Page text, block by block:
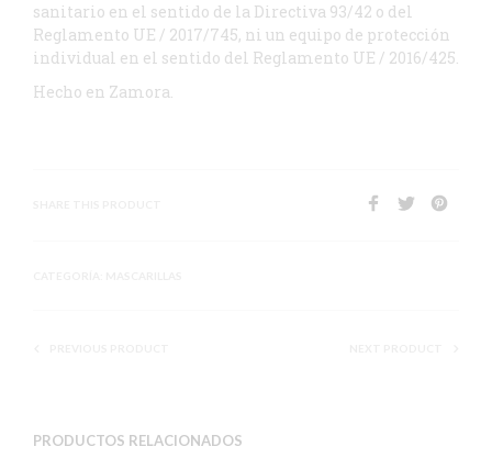
sanitario en el sentido de la Directiva 93/42 o del
Reglamento UE / 2017/745, ni un equipo de protección
individual en el sentido del Reglamento UE / 2016/425.
Hecho en Zamora.
PRODUCTOS RELACIONADOS